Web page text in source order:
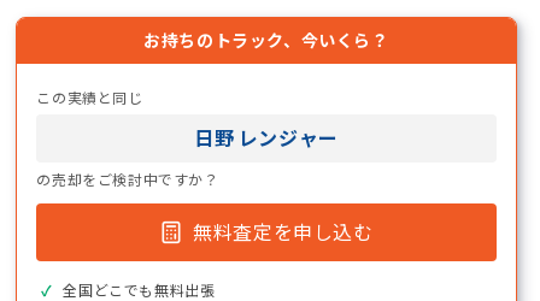
お持ちのトラック、今いくら？
この実績と同じ
日野 レンジャー
の売却をご検討中ですか？
無料査定を申し込む
全国どこでも無料出張